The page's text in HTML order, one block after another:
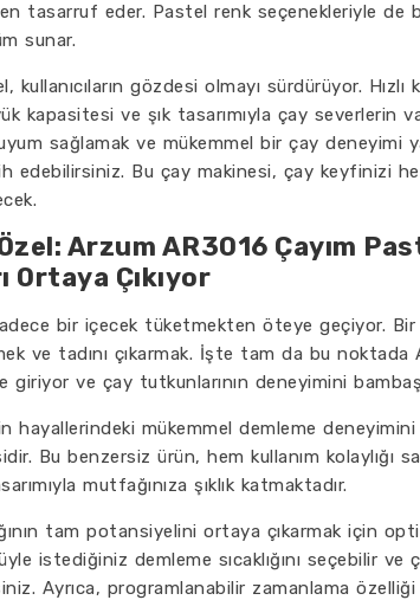
tasarruf eder. Pastel renk seçenekleriyle de
sunar.
kullanıcıların gözdesi olmayı sürdürüyor.
kapasitesi ve şık tasarımıyla çay severlerin
sağlamak ve mükemmel bir çay deneyimi
edebilirsiniz. Bu çay makinesi, çay keyfinizi
Arzum AR3016 Çayım
Ortaya Çıkıyor
bir içecek tüketmekten öteye geçiyor.
ve tadını çıkarmak. İşte tam da bu noktada
giriyor ve çay tutkunlarının deneyimini
hayallerindeki mükemmel demleme
Bu benzersiz ürün, hem kullanım kolaylığı
mutfağınıza şıklık katmaktadır.
tam potansiyelini ortaya çıkarmak için
istediğiniz demleme sıcaklığını seçebilir ve
Ayrıca, programlanabilir zamanlama